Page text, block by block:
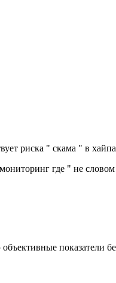
риска " скама " в
где " не
показатели